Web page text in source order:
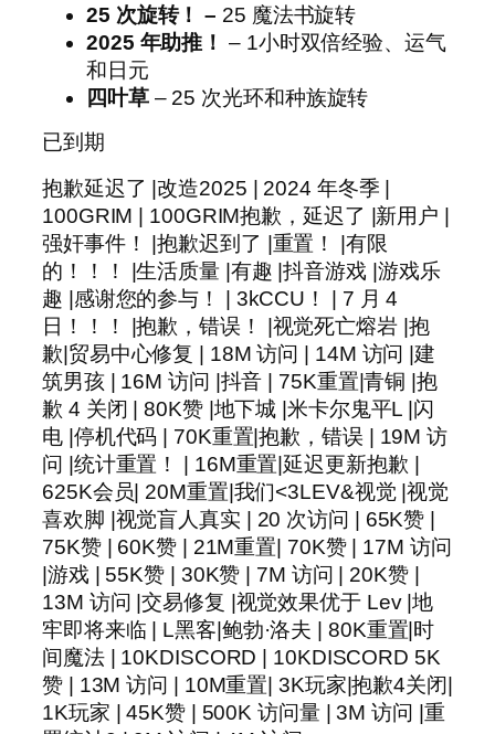
25 次旋转！ – 25 魔法书旋转
2025 年助推！ – 1小时双倍经验、运气
和日元
四叶草– 25 次光环和种族旋转
已到期
抱歉延迟了 |改造2025 | 2024 年冬季 |
100GRIM | 100GRIM抱歉，延迟了 |新用户 |
强奸事件！ |抱歉迟到了 |重置！ |有限
的！！！ |生活质量 |有趣 |抖音游戏 |游戏乐
趣 |感谢您的参与！ | 3kCCU！ | 7 月 4
日！！！ |抱歉，错误！ |视觉死亡熔岩 |抱
歉|贸易中心修复 | 18M 访问 | 14M 访问 |建
筑男孩 | 16M 访问 |抖音 | 75K重置|青铜 |抱
歉 4 关闭 | 80K赞 |地下城 |米卡尔鬼平L |闪
电 |停机代码 | 70K重置|抱歉，错误 | 19M 访
问 |统计重置！ | 16M重置|延迟更新抱歉 |
625K会员| 20M重置|我们<3LEV&视觉 |视觉
喜欢脚 |视觉盲人真实 | 20 次访问 | 65K赞 |
75K赞 | 60K赞 | 21M重置| 70K赞 | 17M 访问
|游戏 | 55K赞 | 30K赞 | 7M 访问 | 20K赞 |
13M 访问 |交易修复 |视觉效果优于 Lev |地
牢即将来临 | L黑客|鲍勃·洛夫 | 80K重置|时
间魔法 | 10KDISCORD | 10KDISCORD 5K
赞 | 13M 访问 | 10M重置| 3K玩家|抱歉4关闭|
1K玩家 | 45K赞 | 500K 访问量 | 3M 访问 |重